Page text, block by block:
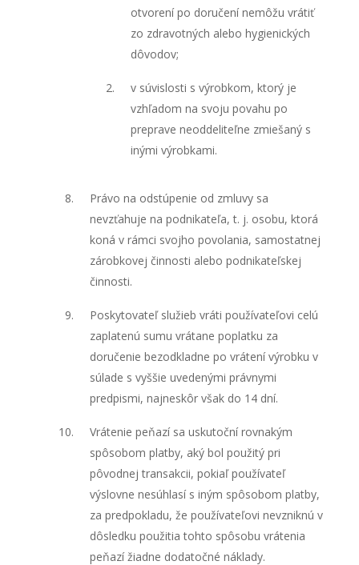
otvorení po doručení nemôžu vrátiť
zo zdravotných alebo hygienických
dôvodov;
v súvislosti s výrobkom, ktorý je
vzhľadom na svoju povahu po
preprave neoddeliteľne zmiešaný s
inými výrobkami.
Právo na odstúpenie od zmluvy sa
nevzťahuje na podnikateľa, t. j. osobu, ktorá
koná v rámci svojho povolania, samostatnej
zárobkovej činnosti alebo podnikateľskej
činnosti.
Poskytovateľ služieb vráti používateľovi celú
zaplatenú sumu vrátane poplatku za
doručenie bezodkladne po vrátení výrobku v
súlade s vyššie uvedenými právnymi
predpismi, najneskôr však do 14 dní.
Vrátenie peňazí sa uskutoční rovnakým
spôsobom platby, aký bol použitý pri
pôvodnej transakcii, pokiaľ používateľ
výslovne nesúhlasí s iným spôsobom platby,
za predpokladu, že používateľovi nevzniknú v
dôsledku použitia tohto spôsobu vrátenia
peňazí žiadne dodatočné náklady.